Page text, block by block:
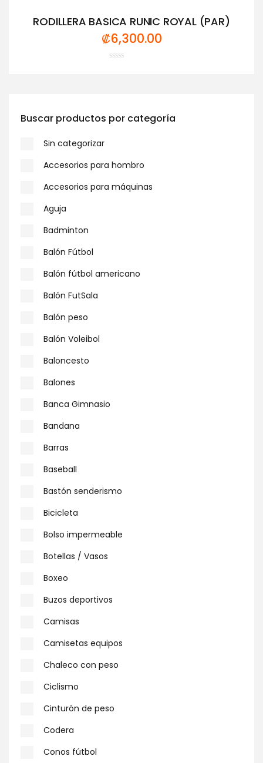
Buscar productos por categoría
Sin categorizar
Accesorios para hombro
Accesorios para máquinas
Aguja
Badminton
Balón Fútbol
Balón fútbol americano
Balón FutSala
Balón peso
Balón Voleibol
Baloncesto
Balones
Banca Gimnasio
Bandana
Barras
Baseball
Bastón senderismo
Bicicleta
Bolso impermeable
Botellas / Vasos
Boxeo
Buzos deportivos
Camisas
Camisetas equipos
Chaleco con peso
Ciclismo
Cinturón de peso
Codera
Conos fútbol
RODILLERA BASICA RUNIC ROYAL (PAR)
₡6,300.00